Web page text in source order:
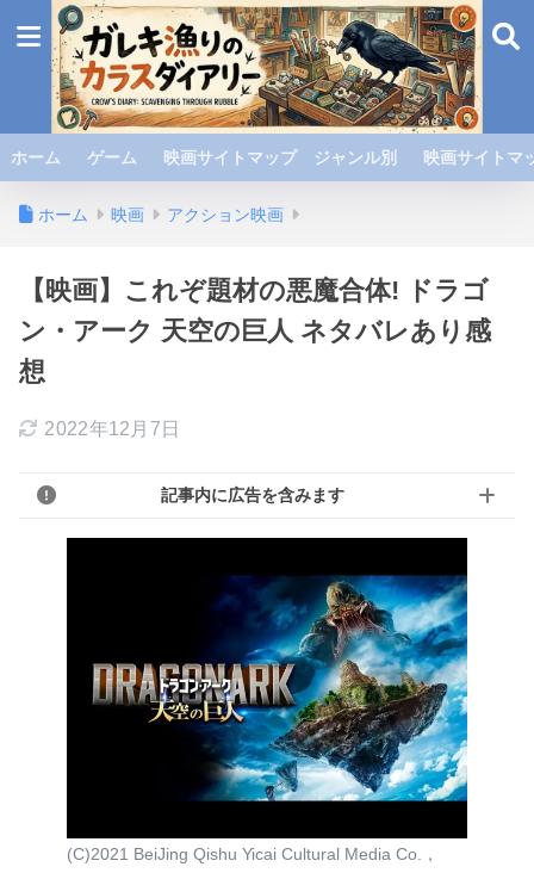
ホーム ゲーム 映画サイトマップ ジャンル別 映画サイト
ホーム 映画 アクション映画
【映画】これぞ題材の悪魔合体! ドラゴ
ン・アーク 天空の巨人 ネタバレあり感
想
2022年12月7日
記事内に広告を含みます
(C)2021 BeiJing Qishu Yicai Cultural Media Co.，